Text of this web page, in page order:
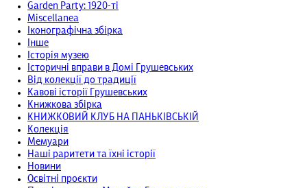
Garden Party: 1920-ті
Miscellanea
Іконографічна збірка
Інше
Історія музею
Історичні вправи в Домі Грушевських
Від колекції до традиції
Кавові історії Грушевських
Книжкова збірка
КНИЖКОВИЙ КЛУБ НА ПАНЬКІВСЬКІЙ
Колекція
Мемуари
Наші раритети та їхні історії
Новини
Освітні проєкти